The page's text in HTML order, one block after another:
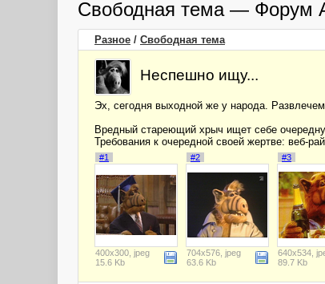
Свободная тема — Форум
Разное / Свободная тема
Неспешно ищу...
Эх, сегодня выходной же у народа.
Вредный стареющий хрыч ищет себе
Требования к очередной своей жертве: веб-
#1
400x300, jpeg
15.6 Kb
#2
704x576, jpeg
63.6 Kb
#3
640x534,
89.7 Kb